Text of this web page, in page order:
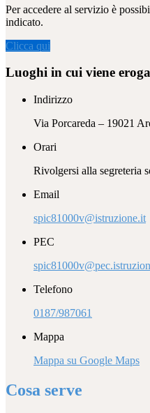
Per accedere al servizio è
indicato.
Clicca qui
Luoghi in cui viene
Indirizzo
Via Porcareda – 19021
Orari
Rivolgersi alla segreteria
Email
spic81000v@istruzione.it
PEC
Telefono
0187/987061
Mappa
Mappa su Google Maps
Cosa serve